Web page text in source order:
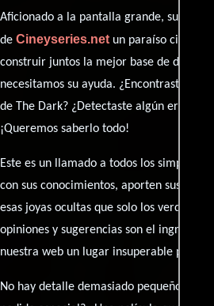
Aficionado a la pantalla grande, su
de Cineyseries.netun paraíso cinéfilo
construir juntos la mejor base de datos
necesitamos su ayuda. ¿Encontraste
de The Dark? ¿Detectaste algún error en
¡Queremos saberlo todo!
Este es un llamado a todos los
con sus conocimientos, aporten sus
esas joyas ocultas que solo los
opiniones y sugerencias son el
nuestra web un lugar insuperable para
No hay detalle demasiado pequeño ni